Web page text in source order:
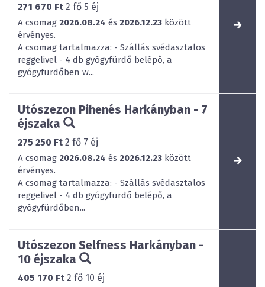
271 670 Ft 2 fő 5 éj
A csomag 2026.08.24 és 2026.12.23 között
érvényes.
A csomag tartalmazza: - Szállás svédasztalos
reggelivel - 4 db gyógyfürdő belépő, a
gyógyfürdőben w...
Utószezon Pihenés Harkányban - 7
éjszaka
275 250 Ft 2 fő 7 éj
A csomag 2026.08.24 és 2026.12.23 között
érvényes.
A csomag tartalmazza: - Szállás svédasztalos
reggelivel - 4 db gyógyfürdő belépő, a
gyógyfürdőben...
Utószezon Selfness Harkányban -
10 éjszaka
405 170 Ft 2 fő 10 éj